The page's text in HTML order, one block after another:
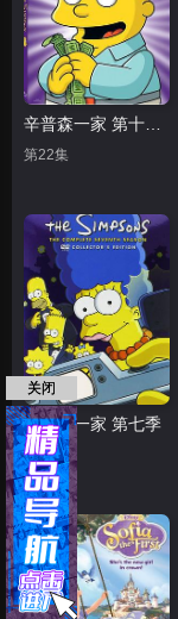
辛普森一家 第十三季
第22集
辛普森一家 第七季
第25集
关闭